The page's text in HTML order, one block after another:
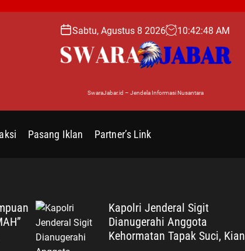
Sabtu, Agustus 8 2026 10:42:49 AM
SwaraJabar.id – Jendela Informasi Nusantara
Pasang Iklan Partner’s Link
Kapolri Jenderal Sigit
Dianugerahi Anggota
Kehormatan Tapak Suci, Kian